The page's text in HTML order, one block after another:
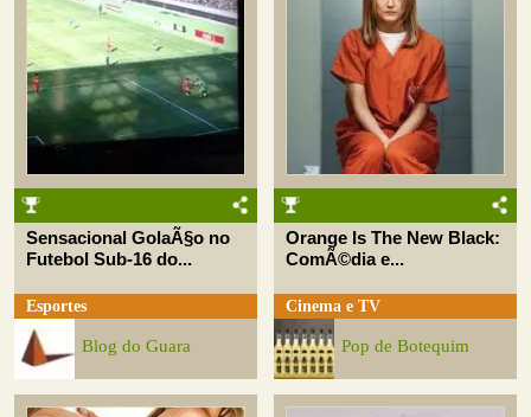
Sensacional GolaÃ§o no
Futebol Sub-16 do...
Esportes
Blog do Guara
Orange Is The New Black:
ComÃ©dia e...
Cinema e TV
Pop de Botequim